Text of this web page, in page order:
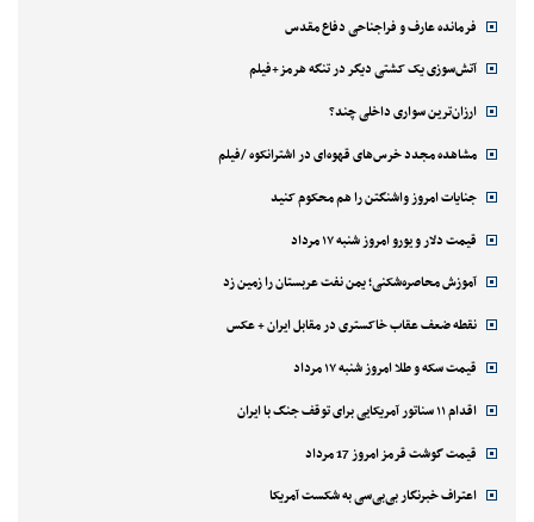
فرمانده عارف و فراجناحی دفاع مقدس
آتش‌سوزی یک کشتی دیگر در تنگه هرمز+فیلم
ارزان‌ترین سواری داخلی چند؟
مشاهده مجدد خرس‌های قهوه‌ای در اشترانکوه /فیلم
جنایات امروز واشنگتن را هم محکوم کنید
قیمت دلار و یورو امروز شنبه ۱۷ مرداد
آموزش محاصره‌شکنی؛ یمن نفت عربستان را زمین زد
نقطه ضعف عقاب خاکستری در مقابل ایران + عکس
قیمت سکه و طلا امروز شنبه ۱۷ مرداد
اقدام ۱۱ سناتور آمریکایی برای توقف جنگ با ایران
قیمت گوشت قرمز امروز 17 مرداد
اعتراف خبرنگار بی‌بی‌سی به شکست آمریکا